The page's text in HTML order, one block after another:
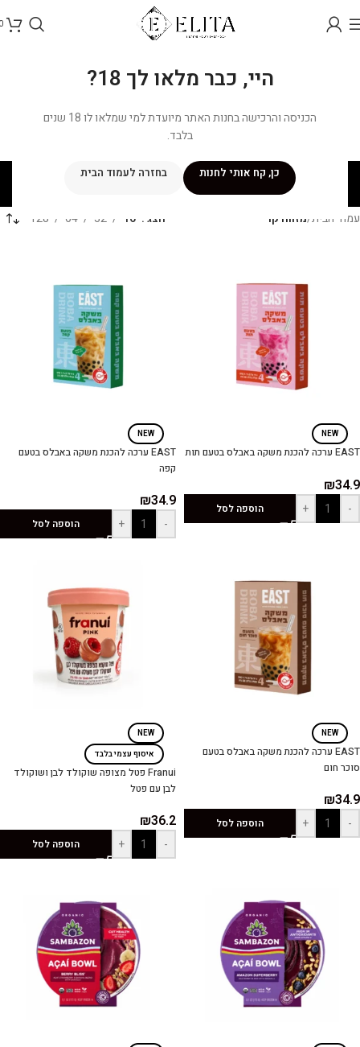
היי, כבר מלאו לך 18?
הכניסה והרכישה בחנות האתר מיועדת למי שמלאו לו 18 שנים
בלבד.
כן, קח אותי לחנות בחזרה לעמוד הביתמזווה קר
עמוד הבית/מזווה קר הצג 16
32
64
128
NEW
EAST ערכה להכנת משקה באבלס בטעם תות
₪34.9
-
+ הוספה לסל
NEW
EAST ערכה להכנת משקה באבלס בטעם
קפה
₪34.9
-
+ הוספה לסל
NEW
EAST ערכה להכנת משקה באבלס בטעם
סוכר חום
₪34.9
-
+ הוספה לסל
NEW
איסוף עצמי בלבד
Franui פטל מצופה שוקולד לבן ושוקולד
לבן עם פטל
₪36.2
-
+ הוספה לסל